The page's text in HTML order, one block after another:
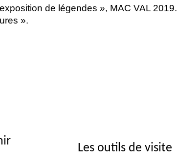
de légendes », MAC VAL 2019.
».
Les outils de visite